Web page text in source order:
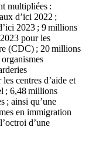
multipliées :
d’ici 2022 ;
2023 ; 9 millions
pour les
(CDC) ; 20 millions
centres d’aide et
; 6,48 millions
; ainsi qu’une
en immigration
d’une